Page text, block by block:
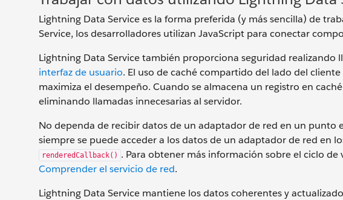
Lightning Data Service es la forma preferida (y más sencilla) de
Service, los desarrolladores utilizan JavaScript para conectar
Lightning Data Service también proporciona seguridad realizando
interfaz de usuario. El uso de caché compartido del lado del
maximiza el desempeño. Cuando se almacena un registro en
eliminando llamadas innecesarias al servidor.
No dependa de recibir datos de un adaptador de red en un punto
siempre se puede acceder a los datos de un adaptador de red en
renderedCallback() . Para obtener más información sobre el ciclo
Comprender el servicio de red.
Lightning Data Service mantiene los datos coherentes y